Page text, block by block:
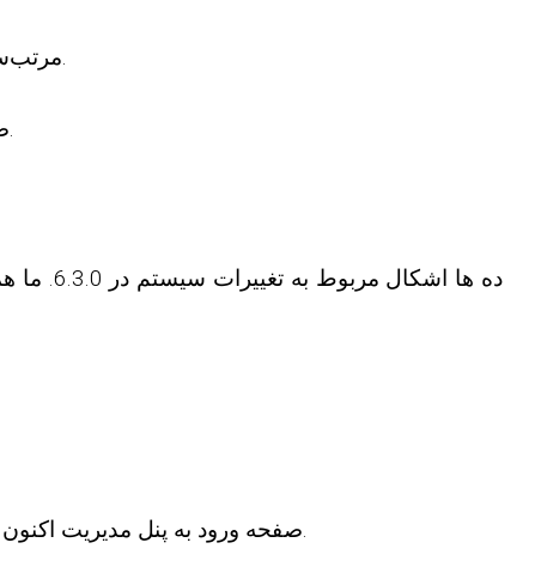
در بلوک‌های list_videos و list_albums مرتب‌سازی برای ویدیوهای خریداری‌شده تا امروز، هفته و ماه اضافه کردیم.
صفحه شروع پنل مدیریت برخی بهینه سازی های بصری را برای کاهش نمایش اطلاعات بی فایده دریافت کرد.
صفحه ورود به پنل مدیریت اکنون هنگام دسترسی به دامنه های مستعار، به جای تغییر مسیر به دامنه اصلی، خطای 404 را نشان می دهد.